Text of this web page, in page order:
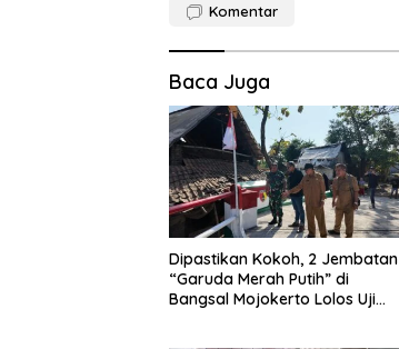
Komentar
Baca Juga
Dipastikan Kokoh, 2 Jembatan
“Garuda Merah Putih” di
Bangsal Mojokerto Lolos Uji